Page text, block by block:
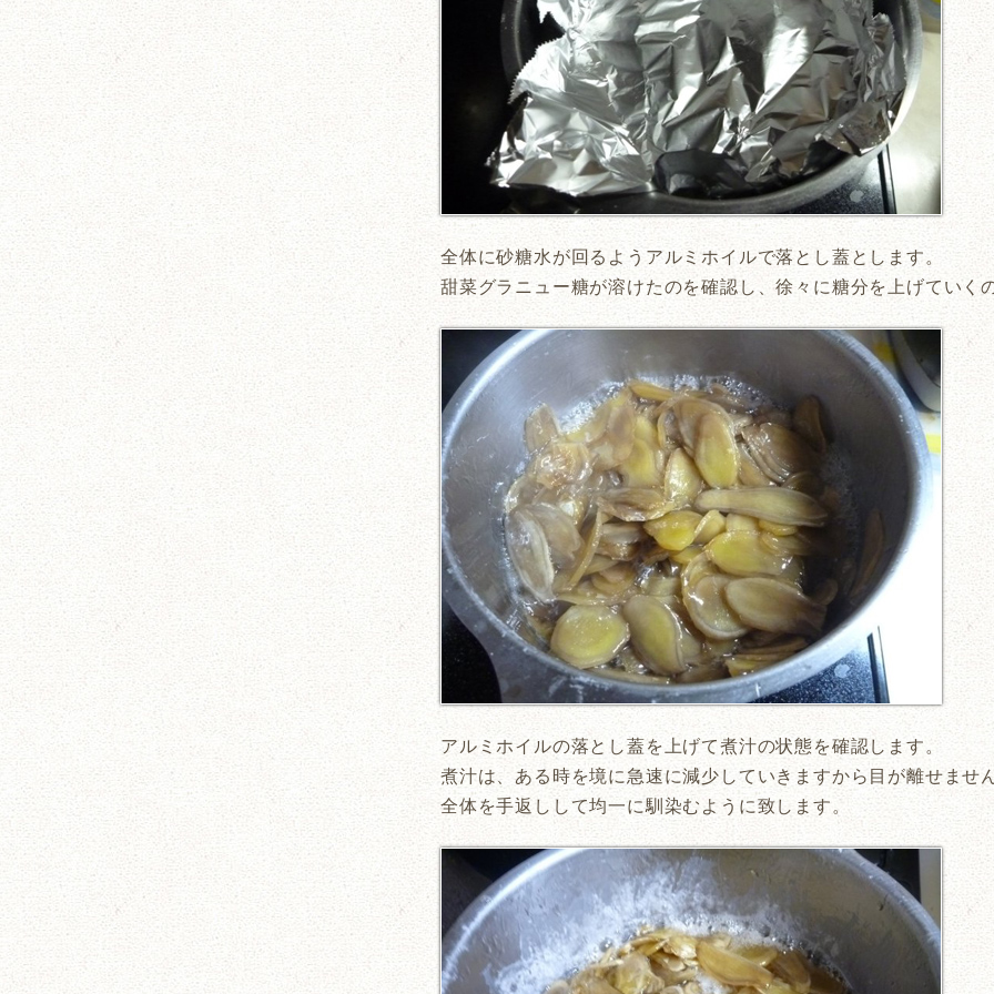
全体に砂糖水が回るようアルミホイルで落とし蓋とします。
甜菜グラニュー糖が溶けたのを確認し、徐々に糖分を上げていく
アルミホイルの落とし蓋を上げて煮汁の状態を確認します。
煮汁は、ある時を境に急速に減少していきますから目が離せませ
全体を手返しして均一に馴染むように致します。